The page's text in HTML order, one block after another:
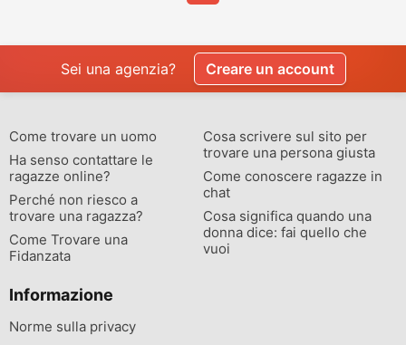
Sei una agenzia? Creare un account
Come trovare un uomo
Ha senso contattare le
ragazze online?
Perché non riesco a
trovare una ragazza?
Come Trovare una
Fidanzata
Cosa scrivere sul sito per
trovare una persona giusta
Come conoscere ragazze in
chat
Cosa significa quando una
donna dice: fai quello che
vuoi
Informazione
Norme sulla privacy